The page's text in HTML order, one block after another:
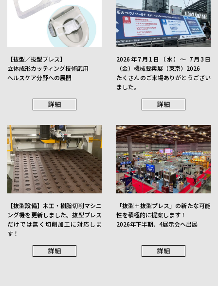
最適部材提案
詳細
【抜型／抜型プレス】
立体成形カッティング技術応用
ヘルスケア分野への展開
詳細
2026年7月1日（水）〜 7月3日
（金）機械要素展（東京）2026
たくさんのご来場ありがとうござい
ました。
詳細
【抜型設備】木工・樹脂切削マシニ
ング機を更新しました。抜型プレス
だけでは無く切削加工に対応しま
す！
詳細
「抜型＋抜型プレス」の新たな可能
性を積極的に提案します！
2026年下半期、4展示会へ出展
詳細